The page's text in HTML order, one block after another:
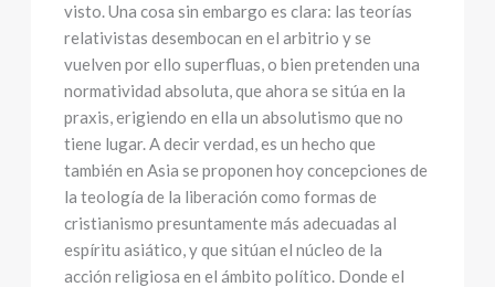
visto. Una cosa sin embargo es clara: las teorías
relativistas desembocan en el arbitrio y se
vuelven por ello superfluas, o bien pretenden una
normatividad absoluta, que ahora se sitúa en la
praxis, erigiendo en ella un absolutismo que no
tiene lugar. A decir verdad, es un hecho que
también en Asia se proponen hoy concepciones de
la teología de la liberación como formas de
cristianismo presuntamente más adecuadas al
espíritu asiático, y que sitúan el núcleo de la
acción religiosa en el ámbito político. Donde el